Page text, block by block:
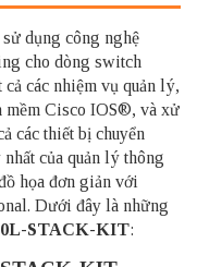
sử dụng công nghệ
cho dòng switch
các nhiệm vụ quản lý,
mềm Cisco IOS®, và xử
các thiết bị chuyển
của quản lý thông
họa đơn giản với
Dưới đây là những
STACK-KIT: